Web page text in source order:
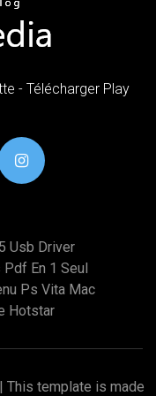
- Télécharger Play
Usb Driver
En 1 Seul
Ps Vita Mac
Hotstar
This template is made